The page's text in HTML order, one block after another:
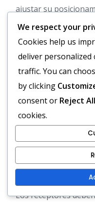
ajustar su
aglomeraciones.
líneas de visión para
crear oportunidades
defensores. Los
estos conceptos
entiendan sus roles
Tiempo de
ruta
El tiempo es un
rutas profundas
Los receptores
We respect your
Cookies help us
deliver personalized
traffic. You can
by clicking
consent or Reject All
cookies.